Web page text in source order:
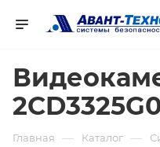
Главная — Каталог —